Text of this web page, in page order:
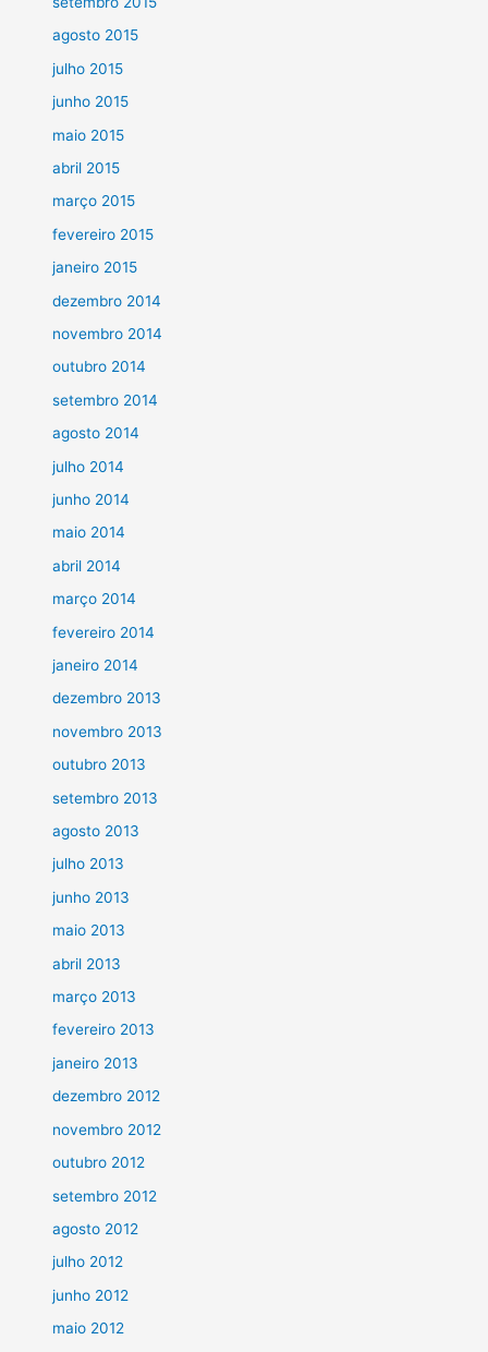
agosto 2015
julho 2015
junho 2015
maio 2015
abril 2015
março 2015
fevereiro 2015
janeiro 2015
dezembro 2014
novembro 2014
outubro 2014
setembro 2014
agosto 2014
julho 2014
junho 2014
maio 2014
abril 2014
março 2014
fevereiro 2014
janeiro 2014
dezembro 2013
novembro 2013
outubro 2013
setembro 2013
agosto 2013
julho 2013
junho 2013
maio 2013
abril 2013
março 2013
fevereiro 2013
janeiro 2013
dezembro 2012
novembro 2012
outubro 2012
setembro 2012
agosto 2012
julho 2012
junho 2012
maio 2012